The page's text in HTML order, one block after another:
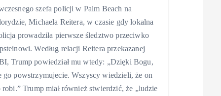
szefa policji w Palm Beach na
Michaela Reitera, w czasie gdy lokalna
prowadziła pierwsze śledztwo przeciwko
Według relacji Reitera przekazanej
Trump powiedział mu wtedy: „Dzięki Bogu,
go powstrzymujecie. Wszyscy wiedzieli, że on
robi.” Trump miał również stwierdzić, że „ludzie